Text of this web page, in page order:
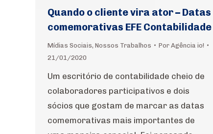
Quando o cliente vira ator – Datas
comemorativas EFE Contabilidade
Mídias Sociais, Nossos Trabalhos Por Agência io!
21/01/2020
Um escritório de contabilidade cheio de
colaboradores participativos e dois
sócios que gostam de marcar as datas
comemorativas mais importantes de